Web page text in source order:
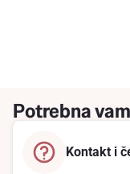
Potrebna
Kontakt i